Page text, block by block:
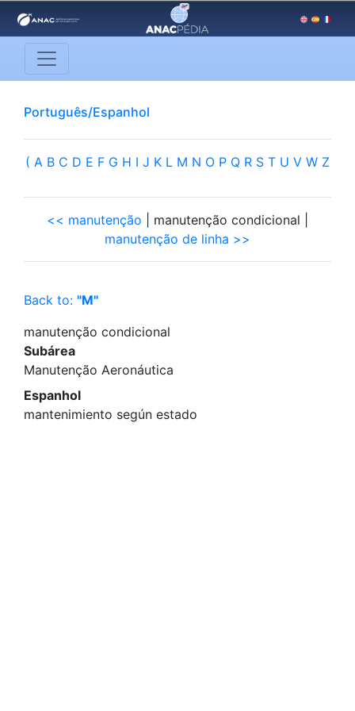
Português/Espanhol
( A B C D E F G H I J K L M N O P Q R S T U V W Z
<< manutenção | manutenção condicional |
manutenção de linha >>
Back to: "M"
manutenção condicional
Subárea
Manutenção Aeronáutica
Espanhol
mantenimiento según estado